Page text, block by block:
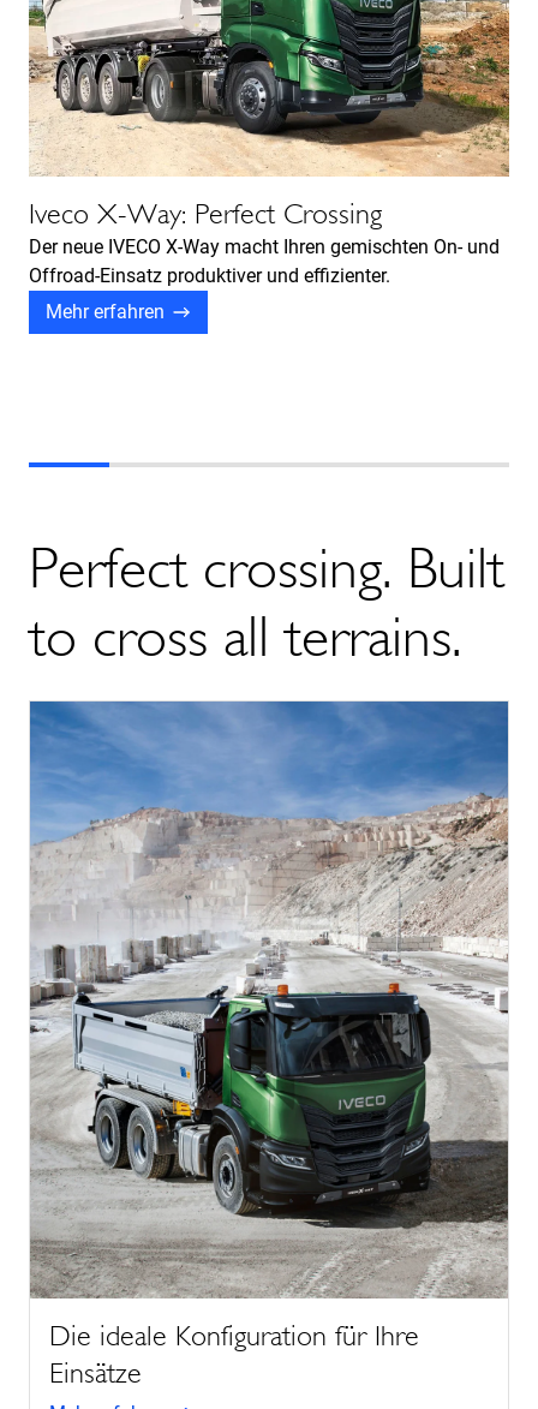
Iveco X-Way: Perfect Crossing
Der neue IVECO X-Way macht Ihren gemischten On- und
Offroad-Einsatz produktiver und effizienter.
Mehr erfahren
Perfect crossing. Built
to cross all terrains.
Die ideale Konfiguration für Ihre
Einsätze